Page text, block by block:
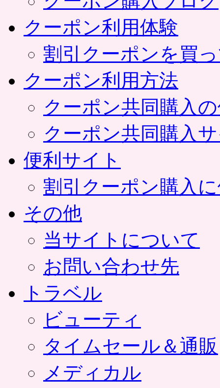
クーポン利用体験
割引クーポンを買
クーポン利用方法
クーポン共同購入
クーポン共同購入
便利サイト
割引クーポン購入
その他
当サイトについて
お問い合わせ先
トラベル
ビューティ
タイムセール＆通販
メディカル